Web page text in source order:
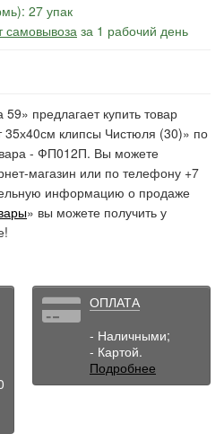
27 упак
самовывоза за 1 рабочий день
предлагает купить товар
35х40см клипсы Чистюля (30)» по
- ФП012П. Вы можете
магазин или по телефону +7
информацию о продаже
» вы можете получить у
ОПЛАТА
- Наличными;
- Картой.
Подробнее